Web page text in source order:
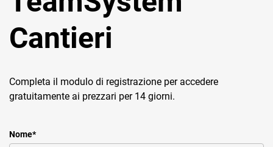
Cantieri
Completa il modulo di registrazione per accedere
gratuitamente ai prezzari per 14 giorni.
Nome*